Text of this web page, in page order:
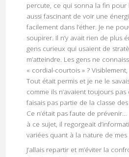
percute, ce qui sonna la fin pour
aussi fascinant de voir une
facilement dans l’éther. Je ne
soupirer. Il n’y avait rien de plus
gens curieux qui usaient de
m’atteindre. Les gens ne
« cordial-courtois » ? Visiblement,
Tout était permis et je ne le
comme ils n’avaient toujours
faisais pas partie de la classe
Ce n’était pas faute de
à ce sujet, il regorgeait
variées quant à la nature de mes
J’allais repartir et m’éviter la